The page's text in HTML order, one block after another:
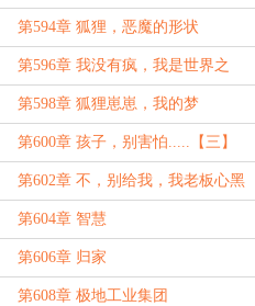
第594章 狐狸，恶魔的形状
第596章 我没有疯，我是世界之
王，寰宇之主
第598章 狐狸崽崽，我的梦
第600章 孩子，别害怕.....【三】
第602章 不，别给我，我老板心黑
第604章 智慧
第606章 归家
第608章 极地工业集团